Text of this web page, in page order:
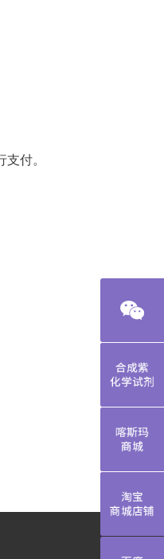
付。
合成紫化
喀斯玛商
淘宝商城